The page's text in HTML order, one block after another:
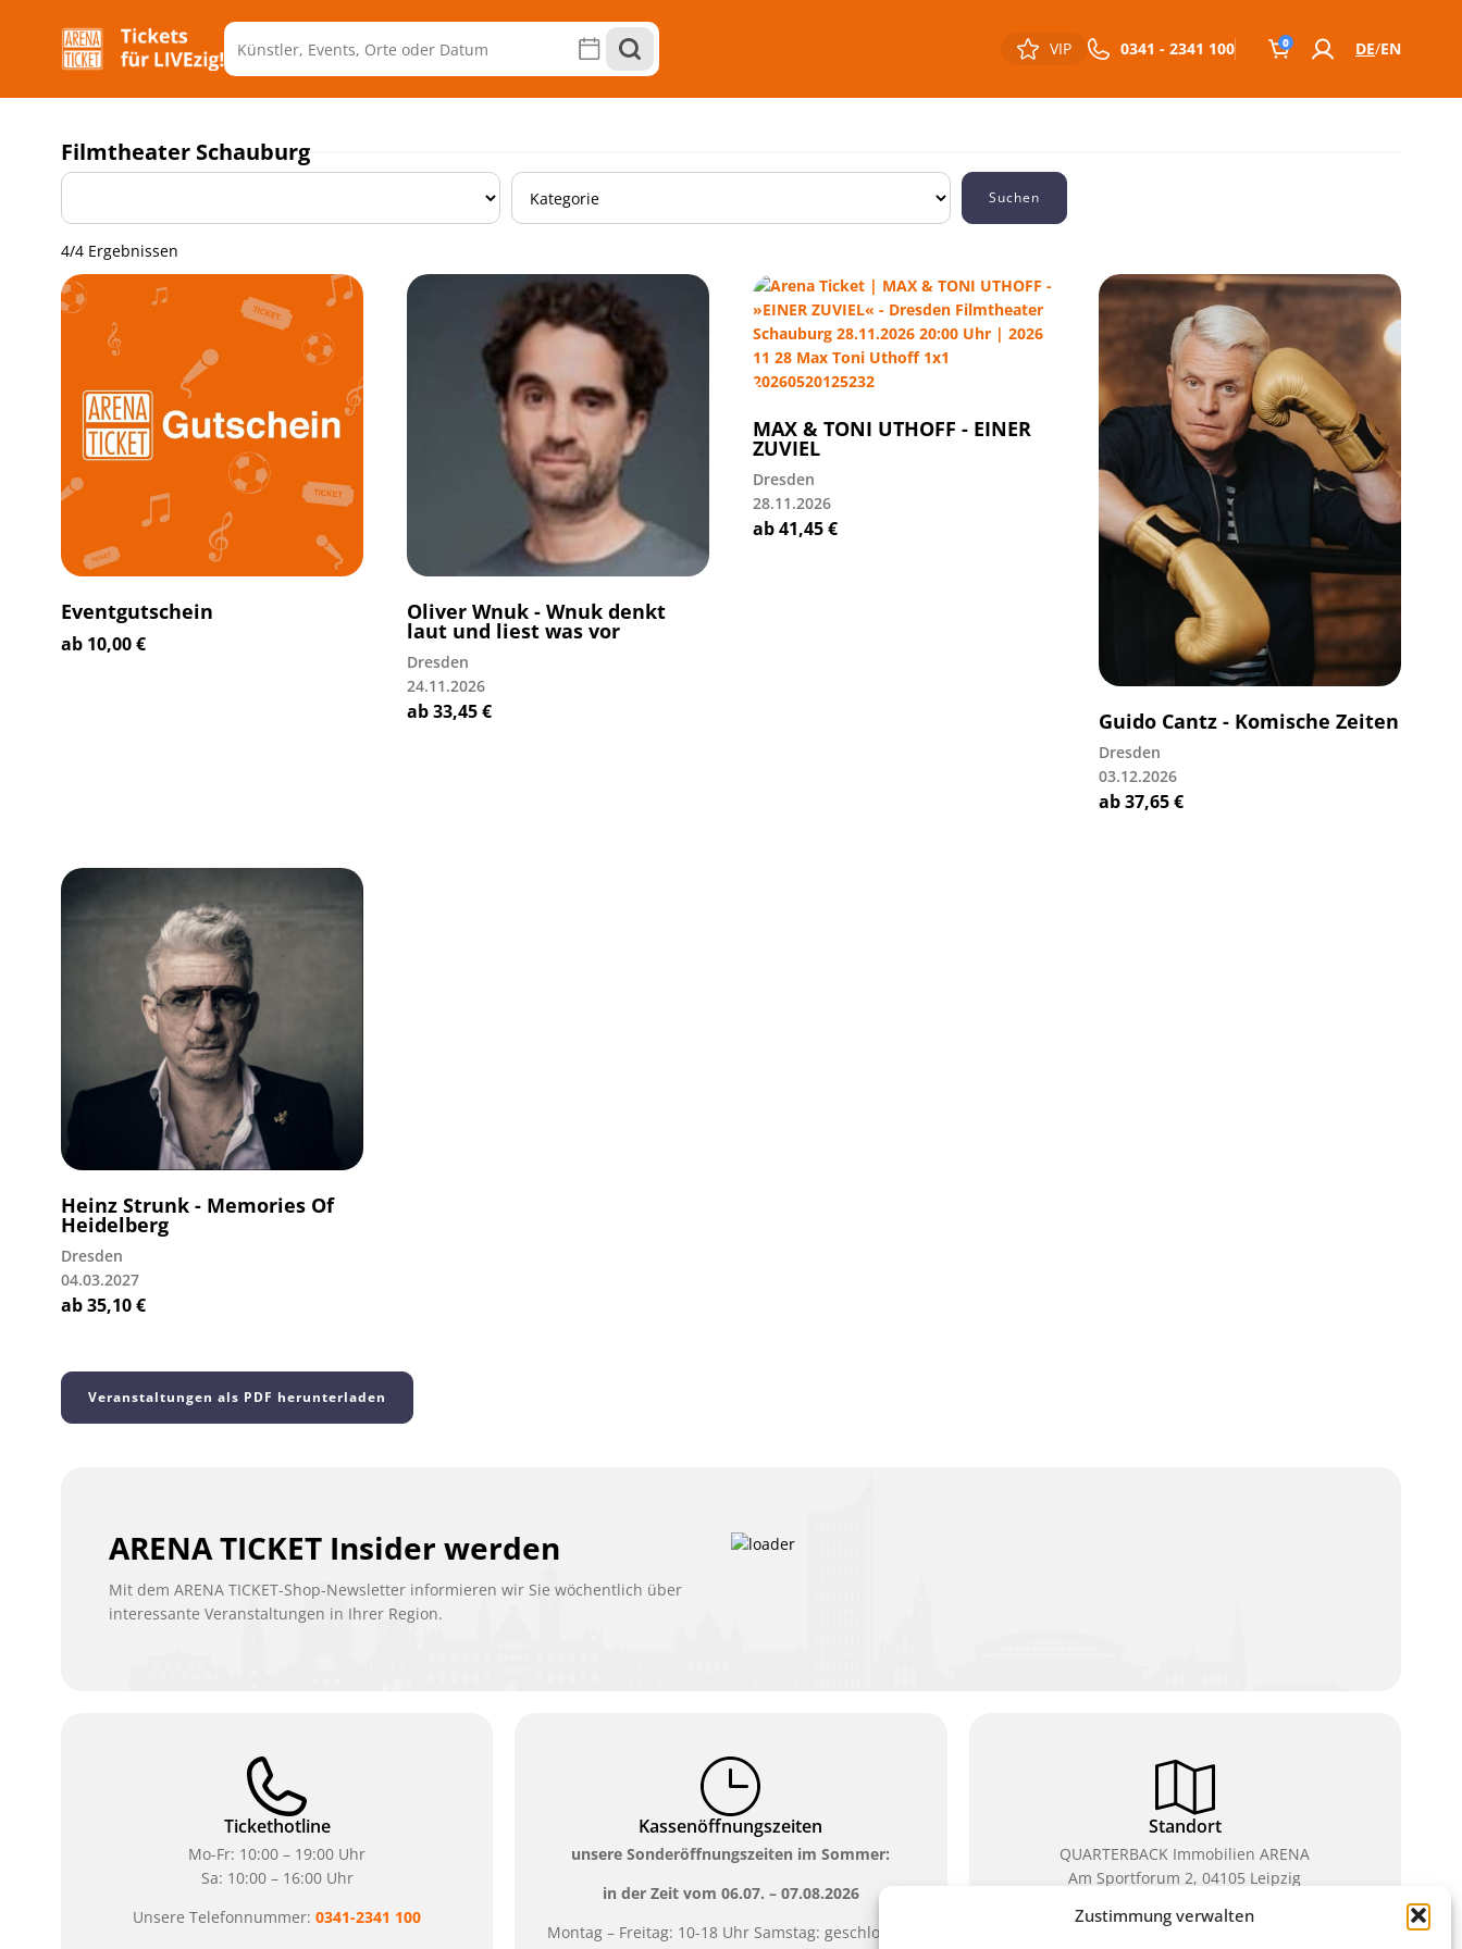
Zustimmung verwalten
VIP 0341 - 2341 100 0 DE EN
Filmtheater Schauburg
Suchen
4/4 Ergebnissen
Eventgutschein
ab 10,00€
Oliver Wnuk - Wnuk denkt
laut und liest was vor
Dresden
24.11.2026
ab33,45€
MAX & TONI UTHOFF - EINER
ZUVIEL
Dresden
28.11.2026
ab41,45€
Guido Cantz - Komische Zeiten
Dresden
03.12.2026
ab37,65€
Heinz Strunk - Memories Of
Heidelberg
Dresden
04.03.2027
ab35,10€
Veranstaltungen als PDF herunterladen
ARENA TICKET Insider werden
Mit dem ARENA TICKET-Shop-Newsletter informieren wir Sie wöchentlich über
interessante Veranstaltungen in Ihrer Region.
Tickethotline
Mo-Fr: 10:00 – 19:00 Uhr
Sa: 10:00 – 16:00 Uhr
Unsere Telefonnummer:0341-2341 100
Kassenöffnungszeiten
unsere Sonderöffnungszeiten im Sommer:
in der Zeit vom 06.07. – 07.08.2026
Montag – Freitag: 10-18 Uhr Samstag: geschlossen
Standort
QUARTERBACK Immobilien ARENA
Am Sportforum 2, 04105 Leipzig
Sie erreichen uns mit dem Öffentlichen Nahverkehr: